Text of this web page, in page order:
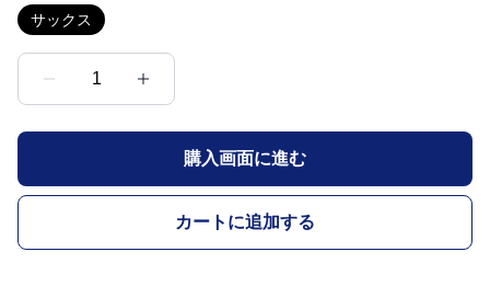
サックス
1
購入画面に進む
カートに追加する